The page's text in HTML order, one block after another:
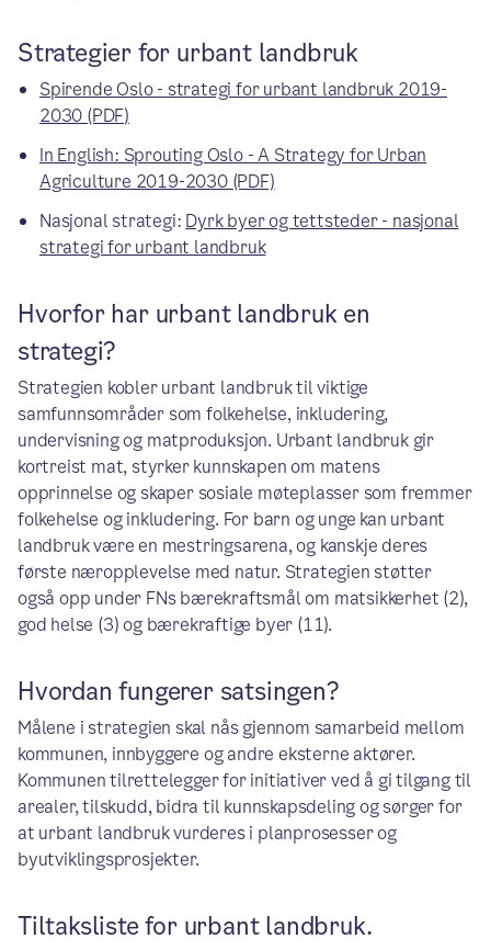
Strategier for urbant landbruk
Spirende Oslo - strategi for urbant landbruk 2019-
2030 (PDF)
In English: Sprouting Oslo - A Strategy for Urban
Agriculture 2019-2030 (PDF)
Nasjonal strategi: Dyrk byer og tettsteder - nasjonal
strategi for urbant landbruk
Hvorfor har urbant landbruk en
strategi?
Strategien kobler urbant landbruk til viktige
samfunnsområder som folkehelse, inkludering,
undervisning og matproduksjon. Urbant landbruk gir
kortreist mat, styrker kunnskapen om matens
opprinnelse og skaper sosiale møteplasser som fremmer
folkehelse og inkludering. For barn og unge kan urbant
landbruk være en mestringsarena, og kanskje deres
første næropplevelse med natur. Strategien støtter
også opp under FNs bærekraftsmål om matsikkerhet (2),
god helse (3) og bærekraftige byer (11).
Hvordan fungerer satsingen?
Målene i strategien skal nås gjennom samarbeid mellom
kommunen, innbyggere og andre eksterne aktører.
Kommunen tilrettelegger for initiativer ved å gi tilgang til
arealer, tilskudd, bidra til kunnskapsdeling og sørger for
at urbant landbruk vurderes i planprosesser og
byutviklingsprosjekter.
Tiltaksliste for urbant landbruk.